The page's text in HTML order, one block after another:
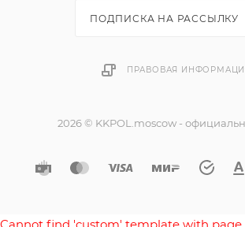
ПОДПИСКА НА РАССЫЛКУ
ПРАВОВАЯ
2026 © KKPOL.moscow -